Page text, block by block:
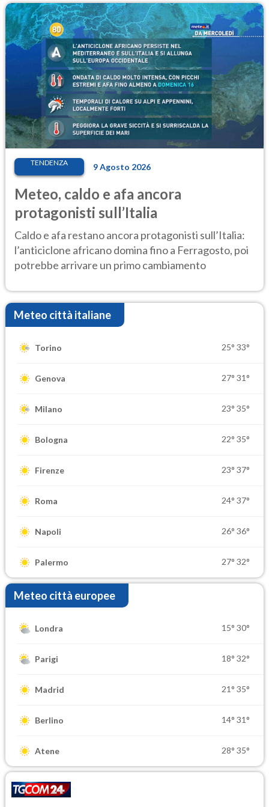
TENDENZA 9 Agosto 2026
Meteo, caldo e afa ancora
protagonisti sull’Italia
Caldo e afa restano ancora protagonisti sull’Italia:
l’anticiclone africano domina fino a Ferragosto, poi
potrebbe arrivare un primo cambiamento
Meteo città italiane
Torino 25° 33°
Genova 27° 31°
Milano 23° 35°
Bologna 22° 35°
Firenze 23° 37°
Roma 24° 37°
Napoli 26° 36°
Palermo 27° 32°
Meteo città europee
Londra 15° 30°
Parigi 18° 32°
Madrid 21° 35°
Berlino 14° 31°
Atene 28° 35°